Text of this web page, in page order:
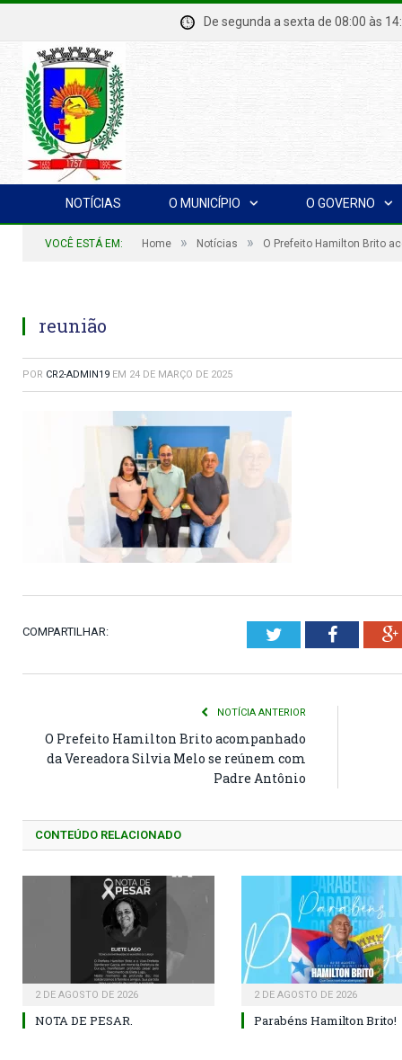
De segunda a sexta de 08:00
NOTÍCIAS O MUNICÍPIO O GOVERNO
VOCÊ ESTÁ EM: Home » Notícias » O Prefeito Hamilton Brito
reunião
POR CR2-ADMIN19 EM 24 DE MARÇO DE 2025
COMPARTILHAR: Twitter
NOTÍCIA ANTERIOR
O Prefeito Hamilton Brito acompanhado
da Vereadora Silvia Melo se reúnem com
Padre Antônio
CONTEÚDO RELACIONADO
2 DE AGOSTO DE 2026
NOTA DE PESAR.
2 DE AGOSTO DE 2026
Parabéns Hamilton Brito!